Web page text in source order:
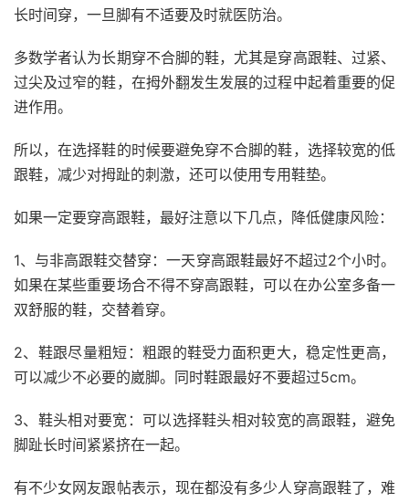
长时间穿，一旦脚有不适要及时就医防治。
多数学者认为长期穿不合脚的鞋，尤其是穿高跟鞋、过紧、
过尖及过窄的鞋，在拇外翻发生发展的过程中起着重要的促
进作用。
所以，在选择鞋的时候要避免穿不合脚的鞋，选择较宽的低
跟鞋，减少对拇趾的刺激，还可以使用专用鞋垫。
如果一定要穿高跟鞋，最好注意以下几点，降低健康风险：
1、与非高跟鞋交替穿：一天穿高跟鞋最好不超过2个小时。
如果在某些重要场合不得不穿高跟鞋，可以在办公室多备一
双舒服的鞋，交替着穿。
2、鞋跟尽量粗短：粗跟的鞋受力面积更大，稳定性更高，
可以减少不必要的崴脚。同时鞋跟最好不要超过5cm。
3、鞋头相对要宽：可以选择鞋头相对较宽的高跟鞋，避免
脚趾长时间紧紧挤在一起。
有不少女网友跟帖表示，现在都没有多少人穿高跟鞋了，难